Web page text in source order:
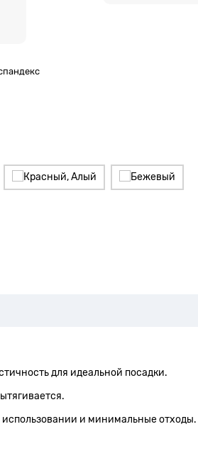
для идеальной посадки.
и минимальные отходы.